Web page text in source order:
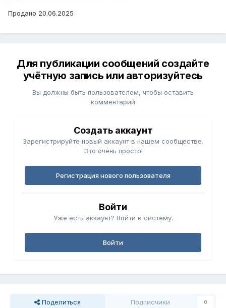
Продано 20.06.2025
Для публикации сообщений создайте
учётную запись или авторизуйтесь
Вы должны быть пользователем, чтобы оставить
комментарий
Создать аккаунт
Зарегистрируйте новый аккаунт в нашем сообществе.
Это очень просто!
Регистрация нового пользователя
Войти
Уже есть аккаунт? Войти в систему.
Войти
Поделиться Подписчики 0